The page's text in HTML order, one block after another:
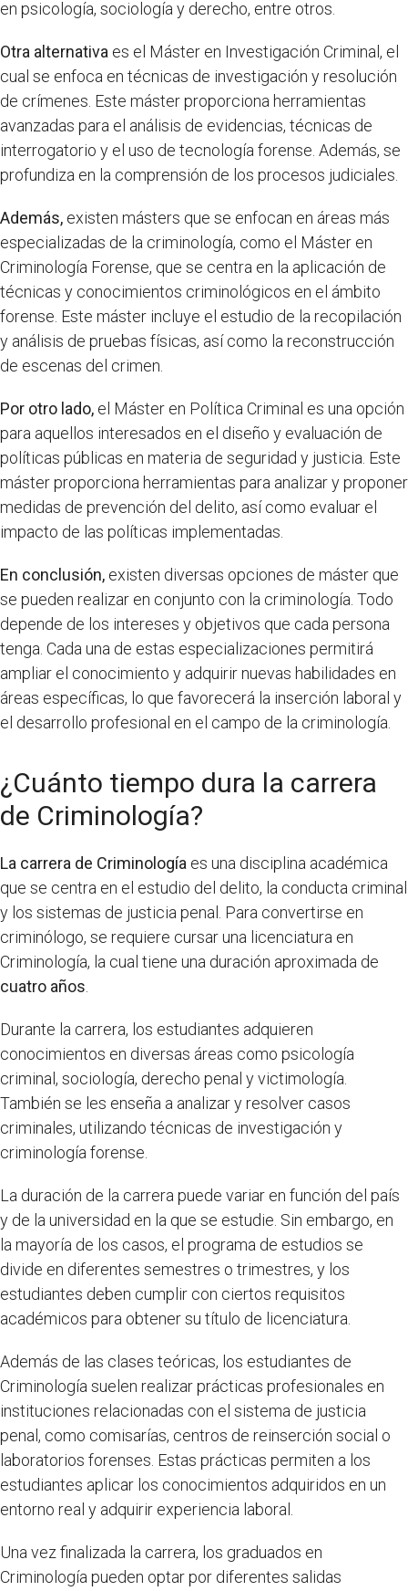
en psicología, sociología y derecho, entre otros.
Otra alternativa es el Máster en Investigación Criminal, el
cual se enfoca en técnicas de investigación y resolución
de crímenes. Este máster proporciona herramientas
avanzadas para el análisis de evidencias, técnicas de
interrogatorio y el uso de tecnología forense. Además, se
profundiza en la comprensión de los procesos judiciales.
Además, existen másters que se enfocan en áreas más
especializadas de la criminología, como el Máster en
Criminología Forense, que se centra en la aplicación de
técnicas y conocimientos criminológicos en el ámbito
forense. Este máster incluye el estudio de la recopilación
y análisis de pruebas físicas, así como la reconstrucción
de escenas del crimen.
Por otro lado, el Máster en Política Criminal es una opción
para aquellos interesados en el diseño y evaluación de
políticas públicas en materia de seguridad y justicia. Este
máster proporciona herramientas para analizar y proponer
medidas de prevención del delito, así como evaluar el
impacto de las políticas implementadas.
En conclusión, existen diversas opciones de máster que
se pueden realizar en conjunto con la criminología. Todo
depende de los intereses y objetivos que cada persona
tenga. Cada una de estas especializaciones permitirá
ampliar el conocimiento y adquirir nuevas habilidades en
áreas específicas, lo que favorecerá la inserción laboral y
el desarrollo profesional en el campo de la criminología.
¿Cuánto tiempo dura la carrera
de Criminología?
La carrera de Criminología es una disciplina académica
que se centra en el estudio del delito, la conducta criminal
y los sistemas de justicia penal. Para convertirse en
criminólogo, se requiere cursar una licenciatura en
Criminología, la cual tiene una duración aproximada de
cuatro años
Durante la carrera, los estudiantes adquieren
conocimientos en diversas áreas como psicología
criminal, sociología, derecho penal y victimología.
También se les enseña a analizar y resolver casos
criminales, utilizando técnicas de investigación y
criminología forense.
La duración de la carrera puede variar en función del país
y de la universidad en la que se estudie. Sin embargo, en
la mayoría de los casos, el programa de estudios se
divide en diferentes semestres o trimestres, y los
estudiantes deben cumplir con ciertos requisitos
académicos para obtener su título de licenciatura.
Además de las clases teóricas, los estudiantes de
Criminología suelen realizar prácticas profesionales en
instituciones relacionadas con el sistema de justicia
penal, como comisarías, centros de reinserción social o
laboratorios forenses. Estas prácticas permiten a los
estudiantes aplicar los conocimientos adquiridos en un
entorno real y adquirir experiencia laboral.
Una vez finalizada la carrera, los graduados en
Criminología pueden optar por diferentes salidas